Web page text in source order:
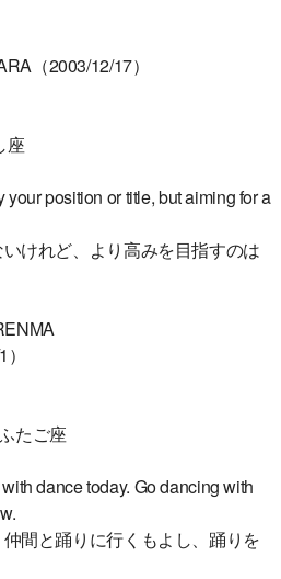
（2003/12/17）
position or title, but aiming for a
けれど、より高みを目指すのは
ご座
dance today. Go dancing with
間と踊りに行くもよし、踊りを